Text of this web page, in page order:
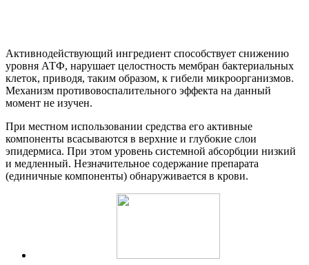
Активнодействующий ингредиент способствует снижению
уровня АТФ, нарушает целостность мембран бактериальных
клеток, приводя, таким образом, к гибели микроорганизмов.
Механизм противовоспалительного эффекта на данный
момент не изучен.
При местном использовании средства его активные
компоненты всасываются в верхние и глубокие слои
эпидермиса. При этом уровень системной абсорбции низкий
и медленный. Незначительное содержание препарата
(единичные компоненты) обнаруживается в крови.